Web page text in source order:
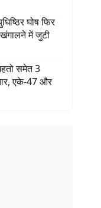
घोष फिर
खंगालने में जुटी
समेत 3
एके-47 और